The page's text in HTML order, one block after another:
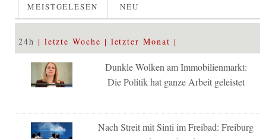
MEISTGELESEN NEU
24h letzte Woche letzter Monat
Dunkle Wolken am Immobilienmarkt:
Die Politik hat ganze Arbeit geleistet
Nach Streit mit Sinti im Freibad: Freiburg